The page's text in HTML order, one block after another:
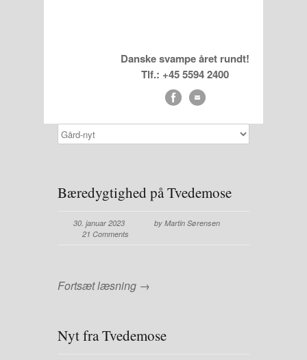
Danske svampe året rundt!
Tlf.: +45 5594 2400
Bæredygtighed på Tvedemose
30. januar 2023
by Martin Sørensen
21 Comments
Fortsæt læsning →
Nyt fra Tvedemose